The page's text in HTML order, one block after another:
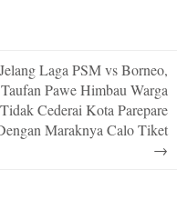
Jelang Laga PSM vs Borneo,
Taufan Pawe Himbau Warga
Tidak Cederai Kota Parepare
Maraknya Calo Tiket
→